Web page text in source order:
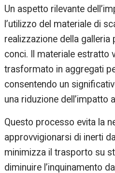
Un aspetto rilevante
l’utilizzo del materiale di
realizzazione della galleria
conci. Il materiale estratto
trasformato in aggregati
consentendo un
una riduzione dell’impatto
Questo processo evita la
approvvigionarsi di inerti
minimizza il trasporto su
diminuire l’inquinamento